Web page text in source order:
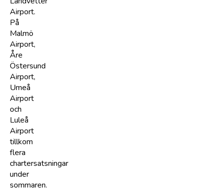
Airport.
På
Malmö
Airport,
Åre
Östersund
Airport,
Umeå
Airport
och
Luleå
Airport
tillkom
flera
chartersatsningar
under
sommaren.